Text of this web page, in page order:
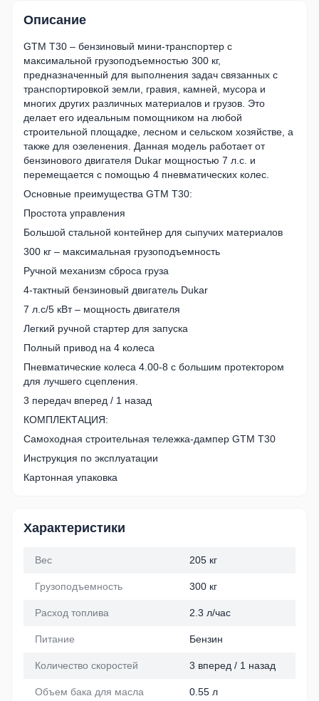
Описание
GTM T30 – бензиновый мини-транспортер с
максимальной грузоподъемностью 300 кг,
предназначенный для выполнения задач связанных с
транспортировкой земли, гравия, камней, мусора и
многих других различных материалов и грузов. Это
делает его идеальным помощником на любой
строительной площадке, лесном и сельском хозяйстве, а
также для озеленения. Данная модель работает от
бензинового двигателя Dukar мощностью 7 л.с. и
перемещается с помощью 4 пневматических колес.
Основные преимущества GTM T30:
Простота управления
Большой стальной контейнер для сыпучих материалов
300 кг – максимальная грузоподъемность
Ручной механизм сброса груза
4-тактный бензиновый двигатель Dukar
7 л.с/5 кВт – мощность двигателя
Легкий ручной стартер для запуска
Полный привод на 4 колеса
Пневматические колеса 4.00-8 с большим протектором
для лучшего сцепления.
3 передач вперед / 1 назад
КОМПЛЕКТАЦИЯ:
Самоходная строительная тележка-дампер GTM T30
Инструкция по эксплуатации
Картонная упаковка
Характеристики
Вес 205 кг
Грузоподъемность 300 кг
Расход топлива 2.3 л/час
Питание Бензин
Количество скоростей 3 вперед / 1 назад
Объем бака для масла 0.55 л